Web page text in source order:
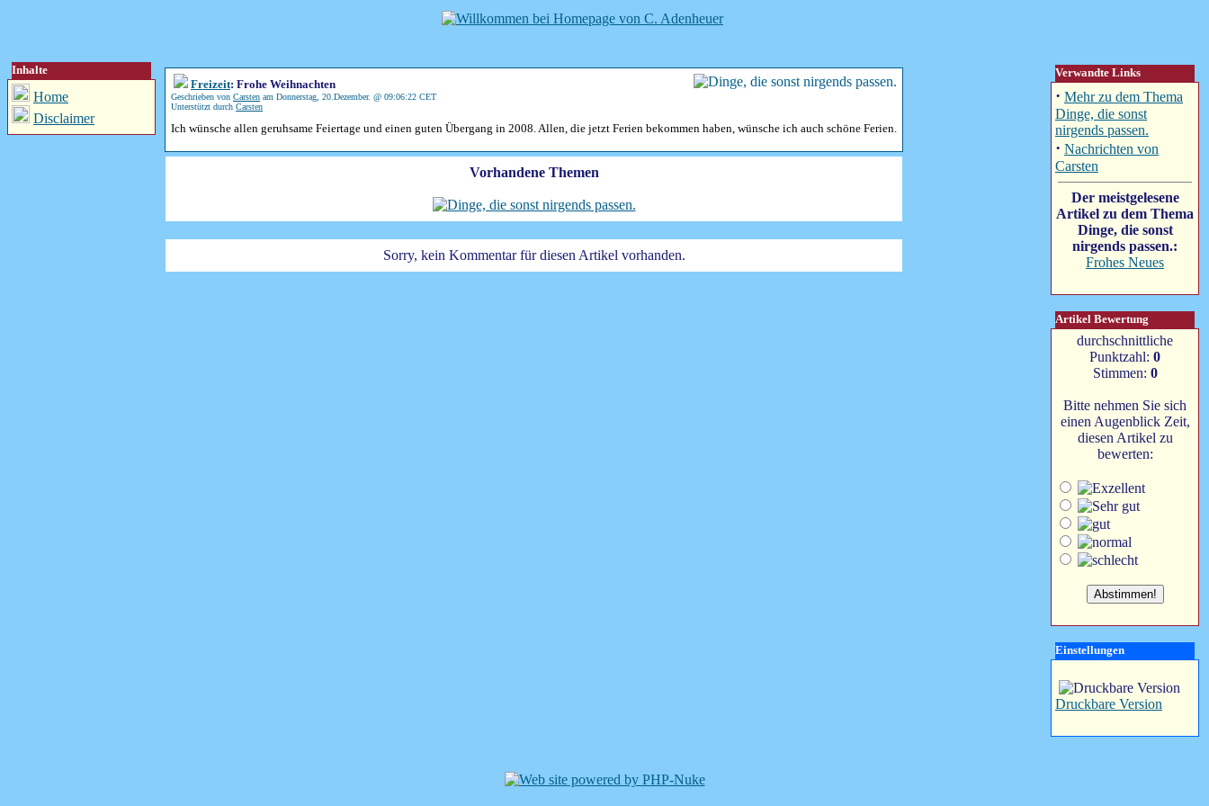
Inhalte
Home
Disclaimer
Freizeit: Frohe Weihnachten
Geschrieben von Carsten am Donnerstag, 20.Dezember. @ 09:06:22 CET
Unterstützt durch Carsten
Ich wünsche allen geruhsame Feiertage und einen guten Übergang in 2008. Allen, die jetzt Ferien bekommen haben, wünsche ich auch schöne Ferien.
Vorhandene Themen
Sorry, kein Kommentar für diesen Artikel vorhanden.
Verwandte Links
· Mehr zu dem Thema
Dinge, die sonst
nirgends passen.
· Nachrichten von
Carsten
Der meistgelesene
Artikel zu dem Thema
Dinge, die sonst
nirgends passen.:
Frohes Neues
Artikel Bewertung
durchschnittliche
Punktzahl: 0
Stimmen: 0
Bitte nehmen Sie sich
einen Augenblick Zeit,
diesen Artikel zu
bewerten:
Einstellungen
Druckbare Version